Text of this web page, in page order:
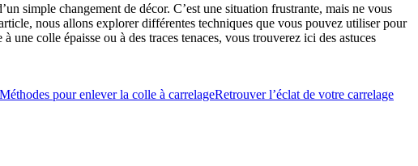
simple changement de décor. C’est une situation frustrante, mais ne vous
nous allons explorer différentes techniques que vous pouvez utiliser pour
colle épaisse ou à des traces tenaces, vous trouverez ici des astuces
Méthodes pour enlever la colle à carrelageRetrouver l’éclat de votre carrelage